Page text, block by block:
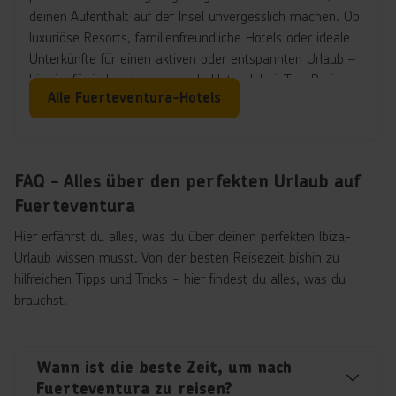
oder sogar kontaktlos. So bleibt mehr Zeit, um Sonne,
Strände und Freizeitaktivitäten auf der Insel zu genießen.
deinen Aufenthalt auf der Insel unvergesslich machen. Ob
luxuriöse Resorts, familienfreundliche Hotels oder ideale
Unterkünfte für einen aktiven oder entspannten Urlaub –
hier ist für jeden das passende Hotel dabei. Top-Preise
inklusive!
Alle Fuerteventura-Hotels
FAQ - Alles über den perfekten Urlaub auf
Fuerteventura
Hier erfährst du alles, was du über deinen perfekten Ibiza-
Urlaub wissen musst. Von der besten Reisezeit bishin zu
hilfreichen Tipps und Tricks - hier findest du alles, was du
brauchst.
Wann ist die beste Zeit, um nach
Fuerteventura zu reisen?